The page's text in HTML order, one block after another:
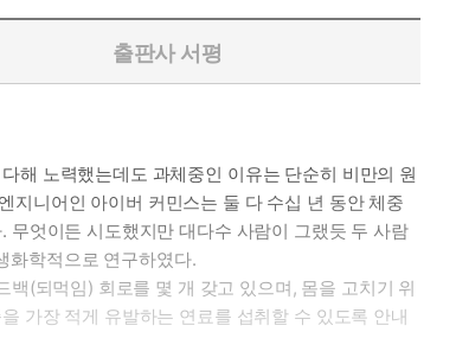
출판사 서평
해 노력했는데도 과체중인 이유는 단순히 비만의 원
지니어인 아이버 커민스는 둘 다 수십 년 동안 체중
엇이든 시도했지만 대다수 사람이 그랬듯 두 사람
화학적으로 연구하였다.
(되먹임) 회로를 몇 개 갖고 있으며, 몸을 고치기 위
가장 적게 유발하는 연료를 섭취할 수 있도록 안내